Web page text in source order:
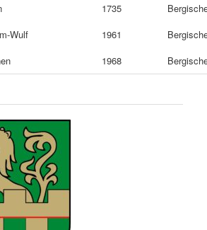
1735
Wulf 1961
1968